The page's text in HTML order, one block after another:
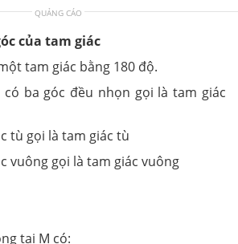
QUẢNG CÁO
của tam giác
tam giác bằng 180 độ.
có ba góc đều nhọn gọi là tam giác
tù gọi là tam giác tù
vuông gọi là tam giác vuông
tại M có: